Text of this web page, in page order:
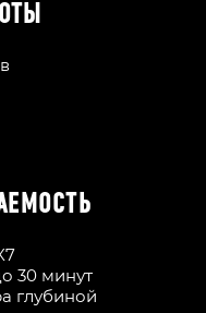
30 минут
глубиной